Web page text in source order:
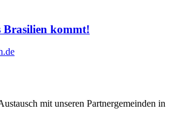
Brasilien kommt!
mit unseren Partnergemeinden in